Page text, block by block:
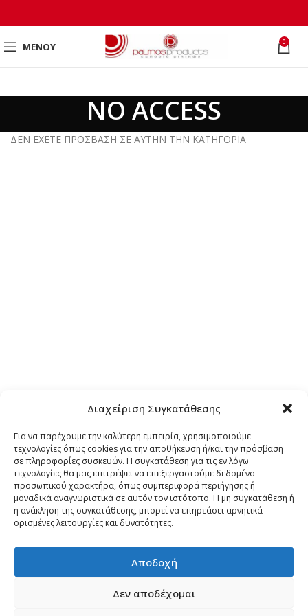
Διαχείριση Συγκατάθεσης
Για να παρέχουμε την καλύτερη εμπειρία, χρησιμοποιούμε
τεχνολογίες όπως cookies για την αποθήκευση ή/και την πρόσβαση
σε πληροφορίες συσκευών. Η συγκατάθεση για τις εν λόγω
τεχνολογίες θα μας επιτρέψει να επεξεργαστούμε δεδομένα
προσωπικού χαρακτήρα, όπως συμπεριφορά περιήγησης ή
μοναδικά αναγνωριστικά σε αυτόν τον ιστότοπο. Η μη συγκατάθεση ή
η ανάκληση της συγκατάθεσης, μπορεί να επηρεάσει αρνητικά
ορισμένες λειτουργίες και δυνατότητες.
Αποδοχή
Δεν αποδέχομαι
ΜΕΝΟΎ 0
NO ACCESS
ΔΕΝ ΕΧΕΤΕ ΠΡΟΣΒΑΣΗ ΣΕ ΑΥΤΗΝ ΤΗΝ ΚΑΤΗΓΟΡΙΑ
Τρόποι Αποστολής
Τρόποι Αγοράς – Πληρωμής – Επιστρόφης
Όροι και Προϋποθέσεις